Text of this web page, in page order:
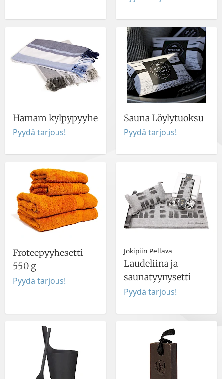
Hamam kylpypyyhe
Pyydä tarjous!
Sauna Löylytuoksu
Pyydä tarjous!
Froteepyyhesetti
550 g
Pyydä tarjous!
Jokipiin Pellava
Laudeliina ja
saunatyynysetti
Pyydä tarjous!